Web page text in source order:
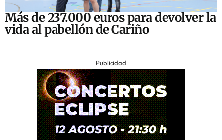
Más de 237.000 euros para devolver la
vida al pabellón de Cariño
Publicidad